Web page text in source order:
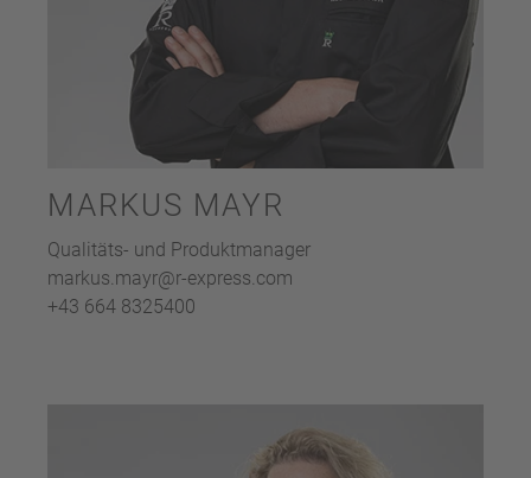
MARKUS MAYR
Qualitäts- und Produktmanager
markus.mayr@r-express.com
+43 664 8325400